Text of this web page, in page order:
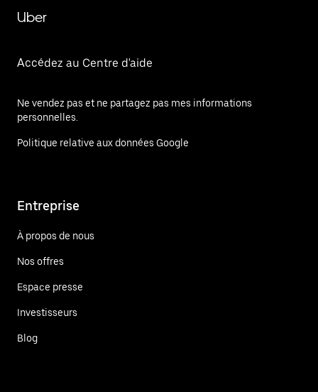
Uber
Accédez au Centre d'aide
Ne vendez pas et ne partagez pas mes informations
personnelles.
Politique relative aux données Google
Entreprise
À propos de nous
Nos offres
Espace presse
Investisseurs
Blog